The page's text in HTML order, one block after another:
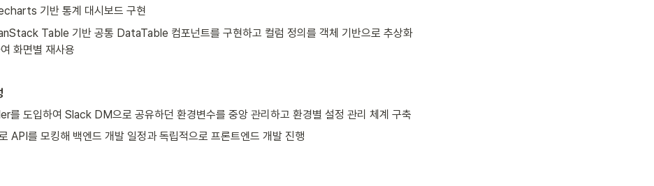
기반 통계 대시보드 구현
Table 기반 공통 DataTable 컴포넌트를 구현하고 컬럼 정의를 객체 기반으로 추상화
화면별 재사용
를 도입하여 Slack DM으로 공유하던 환경변수를 중앙 관리하고 환경별 설정 관리 체계 구축
API를 모킹해 백엔드 개발 일정과 독립적으로 프론트엔드 개발 진행